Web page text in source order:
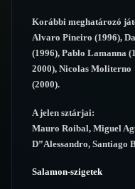
Korábbi meghatározó
Alvaro Pineiro (1996),
(1996), Pablo Lamanna
2000), Nicolas Moliterno
(2000).
A jelen sztárjai:
Mauro Roibal, Miguel
D”Alessandro, Santiago
Salamon-szigetek